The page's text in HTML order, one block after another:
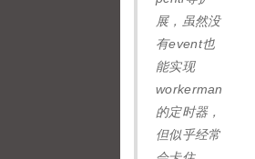
展，虽然没
有event也
能实现
workerman
的定时器，
但似乎经常